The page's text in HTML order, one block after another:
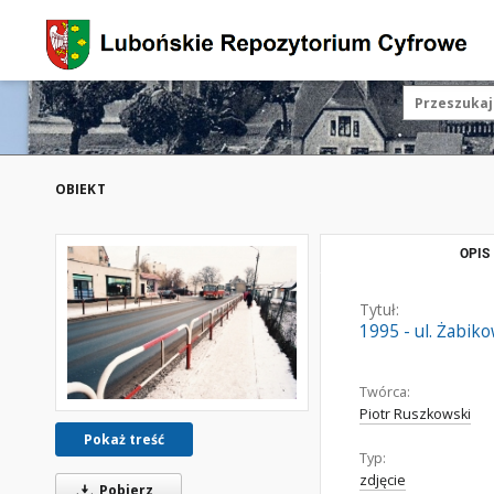
OBIEKT
Pokaż treść
Pobierz
OPIS
Tytuł:
1995 - ul.
Twórca:
Piotr Ruszkowski
Typ:
zdjęcie